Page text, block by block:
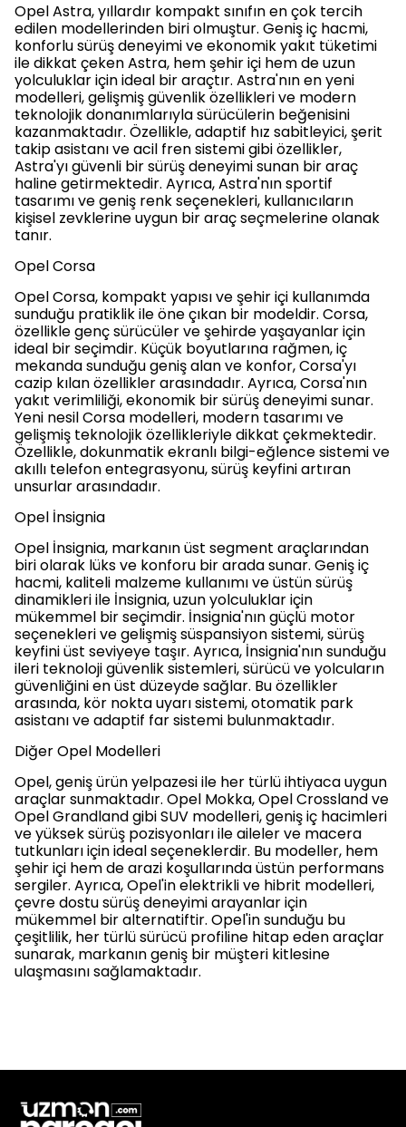
Opel Astra, yıllardır kompakt sınıfın en çok tercih
edilen modellerinden biri olmuştur. Geniş iç hacmi,
konforlu sürüş deneyimi ve ekonomik yakıt tüketimi
ile dikkat çeken Astra, hem şehir içi hem de uzun
yolculuklar için ideal bir araçtır. Astra'nın en yeni
modelleri, gelişmiş güvenlik özellikleri ve modern
teknolojik donanımlarıyla sürücülerin beğenisini
kazanmaktadır. Özellikle, adaptif hız sabitleyici, şerit
takip asistanı ve acil fren sistemi gibi özellikler,
Astra'yı güvenli bir sürüş deneyimi sunan bir araç
haline getirmektedir. Ayrıca, Astra'nın sportif
tasarımı ve geniş renk seçenekleri, kullanıcıların
kişisel zevklerine uygun bir araç seçmelerine olanak
tanır.
Opel Corsa
Opel Corsa, kompakt yapısı ve şehir içi kullanımda
sunduğu pratiklik ile öne çıkan bir modeldir. Corsa,
özellikle genç sürücüler ve şehirde yaşayanlar için
ideal bir seçimdir. Küçük boyutlarına rağmen, iç
mekanda sunduğu geniş alan ve konfor, Corsa'yı
cazip kılan özellikler arasındadır. Ayrıca, Corsa'nın
yakıt verimliliği, ekonomik bir sürüş deneyimi sunar.
Yeni nesil Corsa modelleri, modern tasarımı ve
gelişmiş teknolojik özellikleriyle dikkat çekmektedir.
Özellikle, dokunmatik ekranlı bilgi-eğlence sistemi ve
akıllı telefon entegrasyonu, sürüş keyfini artıran
unsurlar arasındadır.
Opel İnsignia
Opel İnsignia, markanın üst segment araçlarından
biri olarak lüks ve konforu bir arada sunar. Geniş iç
hacmi, kaliteli malzeme kullanımı ve üstün sürüş
dinamikleri ile İnsignia, uzun yolculuklar için
mükemmel bir seçimdir. İnsignia'nın güçlü motor
seçenekleri ve gelişmiş süspansiyon sistemi, sürüş
keyfini üst seviyeye taşır. Ayrıca, İnsignia'nın sunduğu
ileri teknoloji güvenlik sistemleri, sürücü ve yolcuların
güvenliğini en üst düzeyde sağlar. Bu özellikler
arasında, kör nokta uyarı sistemi, otomatik park
asistanı ve adaptif far sistemi bulunmaktadır.
Diğer Opel Modelleri
Opel, geniş ürün yelpazesi ile her türlü ihtiyaca uygun
araçlar sunmaktadır. Opel Mokka, Opel Crossland ve
Opel Grandland gibi SUV modelleri, geniş iç hacimleri
ve yüksek sürüş pozisyonları ile aileler ve macera
tutkunları için ideal seçeneklerdir. Bu modeller, hem
şehir içi hem de arazi koşullarında üstün performans
sergiler. Ayrıca, Opel'in elektrikli ve hibrit modelleri,
çevre dostu sürüş deneyimi arayanlar için
mükemmel bir alternatiftir. Opel'in sunduğu bu
çeşitlilik, her türlü sürücü profiline hitap eden araçlar
sunarak, markanın geniş bir müşteri kitlesine
ulaşmasını sağlamaktadır.